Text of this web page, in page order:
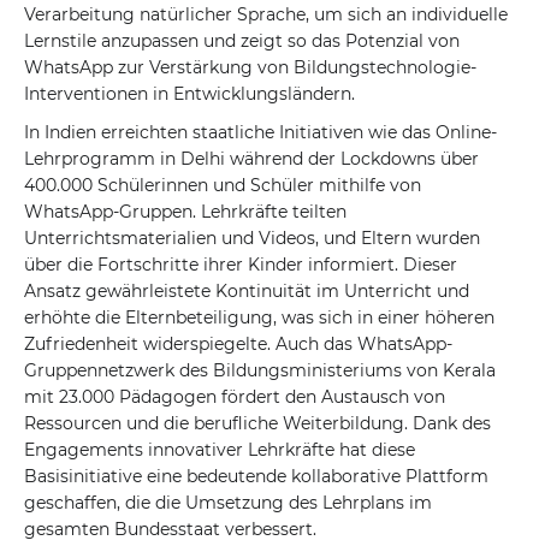
Verarbeitung natürlicher Sprache, um sich an individuelle
Lernstile anzupassen und zeigt so das Potenzial von
WhatsApp zur Verstärkung von Bildungstechnologie-
Interventionen in Entwicklungsländern.
In Indien erreichten staatliche Initiativen wie das Online-
Lehrprogramm in Delhi während der Lockdowns über
400.000 Schülerinnen und Schüler mithilfe von
WhatsApp-Gruppen. Lehrkräfte teilten
Unterrichtsmaterialien und Videos, und Eltern wurden
über die Fortschritte ihrer Kinder informiert. Dieser
Ansatz gewährleistete Kontinuität im Unterricht und
erhöhte die Elternbeteiligung, was sich in einer höheren
Zufriedenheit widerspiegelte. Auch das WhatsApp-
Gruppennetzwerk des Bildungsministeriums von Kerala
mit 23.000 Pädagogen fördert den Austausch von
Ressourcen und die berufliche Weiterbildung. Dank des
Engagements innovativer Lehrkräfte hat diese
Basisinitiative eine bedeutende kollaborative Plattform
geschaffen, die die Umsetzung des Lehrplans im
gesamten Bundesstaat verbessert.